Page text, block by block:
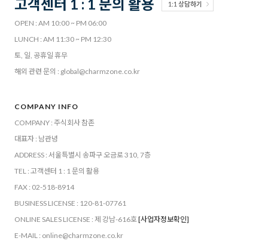
고객센터 1 : 1 문의 활용 1:1 상담하기
OPEN : AM 10:00 ~ PM 06:00
LUNCH : AM 11:30 ~ PM 12:30
토, 일, 공휴일 휴무
해외 관련 문의 : global@charmzone.co.kr
COMPANY INFO
COMPANY : 주식회사 참존
대표자 : 남관녕
ADDRESS : 서울특별시 송파구 오금로 310, 7층
TEL : 고객센터 1 : 1 문의 활용
FAX : 02-518-8914
BUSINESS LICENSE : 120-81-07761
ONLINE SALES LICENSE : 제 강남-616호[사업자정보확인]
E-MAIL : online@charmzone.co.kr